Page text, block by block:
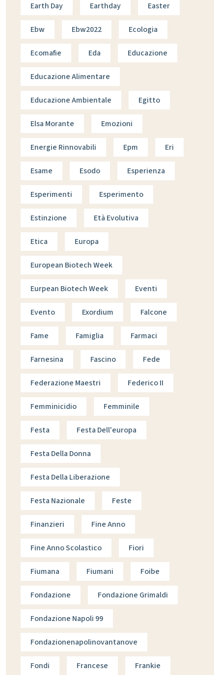
Earth Day Earthday Easter
Ebw Ebw2022 Ecologia
Ecomafie Eda Educazione
Educazione Alimentare
Educazione Ambientale Egitto
Elsa Morante Emozioni
Energie Rinnovabili Epm Eri
Esame Esodo Esperienza
Esperimenti Esperimento
Estinzione Età Evolutiva
Etica Europa
European Biotech Week
Eurpean Biotech Week Eventi
Evento Exordium Falcone
Fame Famiglia Farmaci
Farnesina Fascino Fede
Federazione Maestri Federico II
Femminicidio Femminile
Festa Festa Dell'europa
Festa Della Donna
Festa Della Liberazione
Festa Nazionale Feste
Finanzieri Fine Anno
Fine Anno Scolastico Fiori
Fiumana Fiumani Foibe
Fondazione Fondazione Grimaldi
Fondazione Napoli 99
Fondazionenapolinovantanove
Fondi Francese Frankie